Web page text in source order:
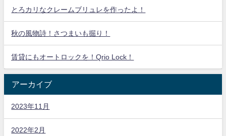
とろカリなクレームブリュレを作ったよ！
秋の風物詩！さつまいも掘り！
賃貸にもオートロックを！Qrio Lock！
アーカイブ
2023年11月
2022年2月